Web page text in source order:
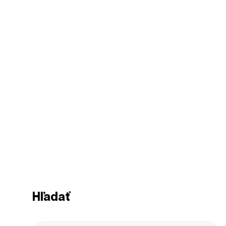
Hľadať